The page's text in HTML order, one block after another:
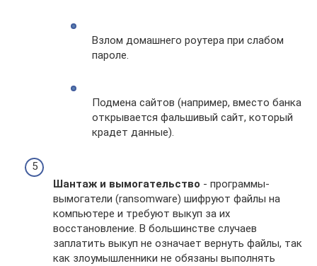
Взлом домашнего роутера при слабом
пароле.
Подмена сайтов (например, вместо банка
открывается фальшивый сайт, который
крадет данные).
Шантаж и вымогательство - программы-
вымогатели (ransomware) шифруют файлы на
компьютере и требуют выкуп за их
восстановление. В большинстве случаев
заплатить выкуп не означает вернуть файлы, так
как злоумышленники не обязаны выполнять